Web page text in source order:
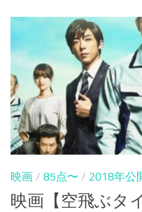
映画 / 85点〜 / 2018年公
映画【空飛ぶタ